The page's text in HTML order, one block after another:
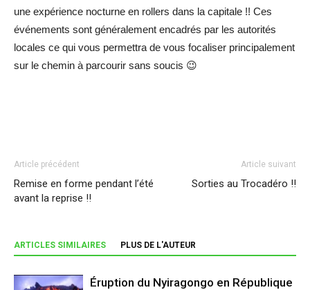
une expérience nocturne en rollers dans la capitale !! Ces
événements sont généralement encadrés par les autorités
locales ce qui vous permettra de vous focaliser principalement
sur le chemin à parcourir sans soucis 😉
Article précédent
Remise en forme pendant l’été
avant la reprise !!
Article suivant
Sorties au Trocadéro !!
ARTICLES SIMILAIRES PLUS DE L'AUTEUR
Éruption du Nyiragongo en République